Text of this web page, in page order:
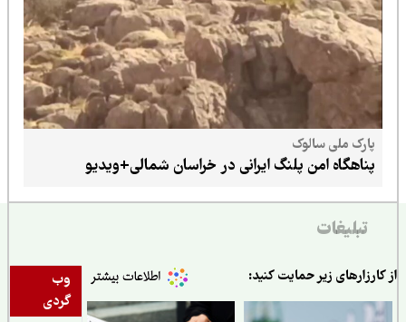
پارک ملی سالوک
پناهگاه امن پلنگ ایرانی در خراسان شمالی+ویدیو
تبلیغات
وب
گردی
زیر حمایت کنید: